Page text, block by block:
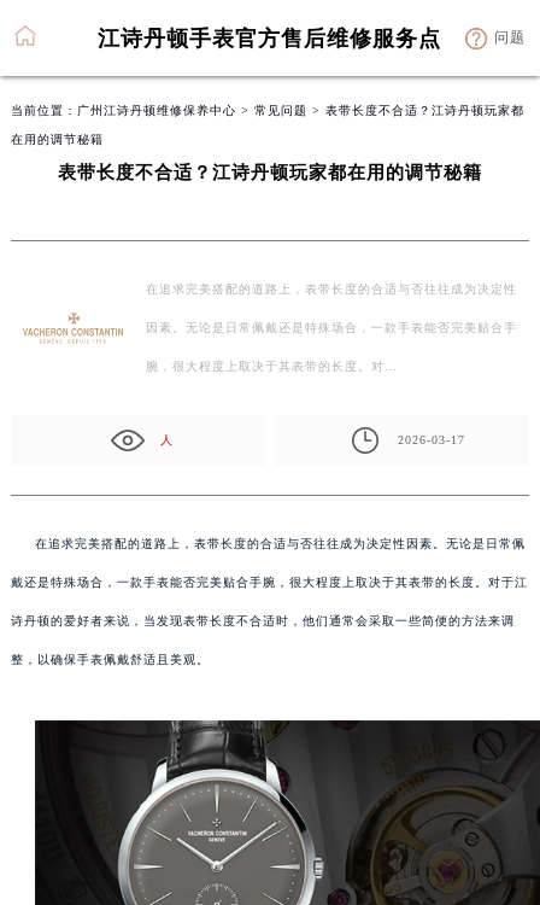
江诗丹顿手表官方售后维修服务点 问题
当前位置： 广州江诗丹顿维修保养中心 > 常见问题 > 表带长度不合适？江诗丹顿玩家都
在用的调节秘籍
表带长度不合适？江诗丹顿玩家都在用的调节秘籍
在追求完美搭配的道路上，表带长度的合适与否往往成为决定性
因素。无论是日常佩戴还是特殊场合，一款手表能否完美贴合手
腕，很大程度上取决于其表带的长度。对…
人 2026-03-17
在追求完美搭配的道路上，表带长度的合适与否往往成为决定性因素。无论是日常佩
戴还是特殊场合，一款手表能否完美贴合手腕，很大程度上取决于其表带的长度。对于江
诗丹顿的爱好者来说，当发现表带长度不合适时，他们通常会采取一些简便的方法来调
整，以确保手表佩戴舒适且美观。